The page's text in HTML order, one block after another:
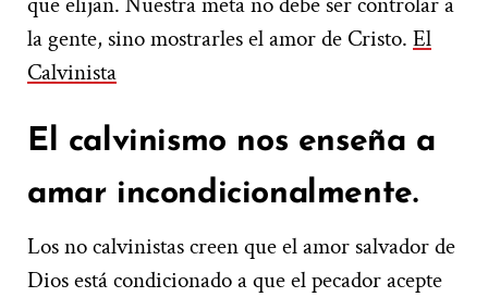
la gente, sino mostrarles el amor de Cristo. El
Calvinista
El calvinismo nos enseña a
amar incondicionalmente.
Los no calvinistas creen que el amor salvador de
Dios está condicionado a que el pecador acepte